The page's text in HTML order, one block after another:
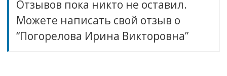
Отзывов пока никто не оставил.
Можете написать свой отзыв о
“Погорелова Ирина Викторовна”